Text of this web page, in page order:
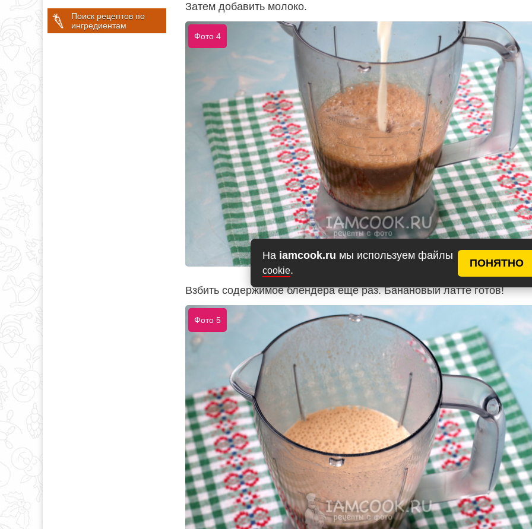
На iamcook.ru мы используем файлы
cookie.
ПОНЯТНО
Поиск рецептов по
ингредиентам
Затем добавить молоко.
Фото 4
Взбить содержимое блендера ещё раз. Банановый латте готов!
Фото 5